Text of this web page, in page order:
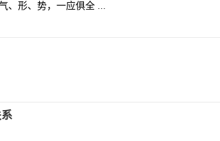
、形、势，一应俱全 ...